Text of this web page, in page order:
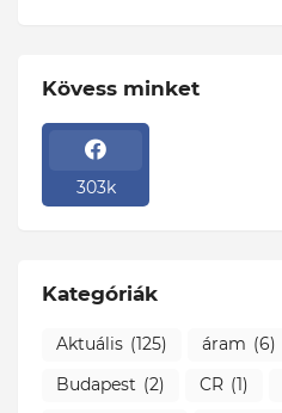
Kövess minket
303k
Kategóriák
Aktuális (125) áram (6)
Budapest (2) CR (1)